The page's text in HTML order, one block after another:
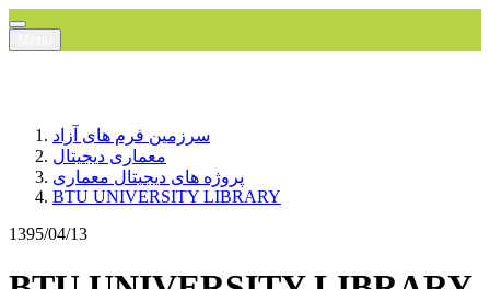
سرزمین فرم های آزاد
معماری دیجیتال
پروژه های دیجیتال معماری
BTU UNIVERSITY LIBRARY
1395/04/13